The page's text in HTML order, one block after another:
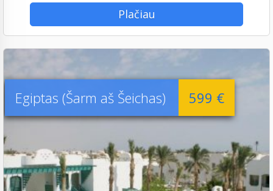
Plačiau
Egiptas (Šarm aš Šeichas) 599 €